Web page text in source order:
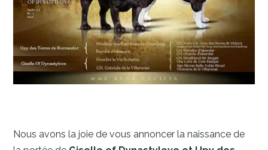
Nous avons la joie de vous annoncer la naissance de